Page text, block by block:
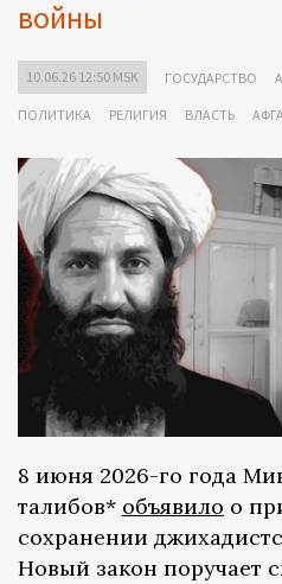
войны
10.06.26 12:50 MSK ГОСУДАРСТВО
ПОЛИТИКА РЕЛИГИЯ ВЛАСТЬ
8 июня 2026-го года
талибов* объявило о
сохранении
Новый закон поручает